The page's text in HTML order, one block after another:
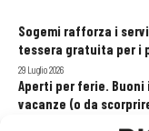
Sogemi rafforza i
tessera gratuita per i
29 Luglio 2026
Aperti per ferie. Buoni
vacanze (o da